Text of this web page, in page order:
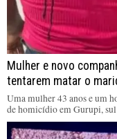
Mulher e novo
tentarem matar o
Uma mulher 43 anos e um
de homicídio em Gurupi, sul